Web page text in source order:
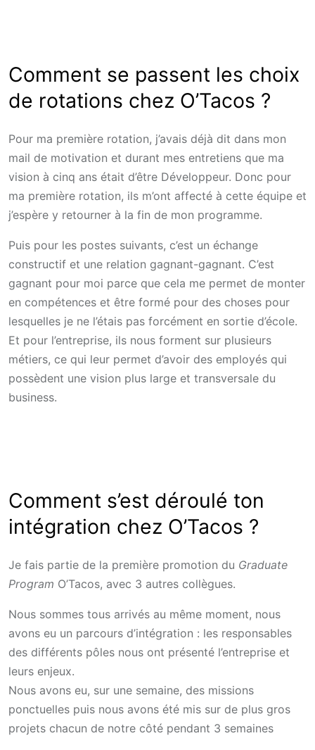
Comment se passent les choix
de rotations chez O’Tacos ?
Pour ma première rotation, j’avais déjà dit dans mon
mail de motivation et durant mes entretiens que ma
vision à cinq ans était d’être Développeur. Donc pour
ma première rotation, ils m’ont affecté à cette équipe et
j’espère y retourner à la fin de mon programme.
Puis pour les postes suivants, c’est un échange
constructif et une relation gagnant-gagnant. C’est
gagnant pour moi parce que cela me permet de monter
en compétences et être formé pour des choses pour
lesquelles je ne l’étais pas forcément en sortie d’école.
Et pour l’entreprise, ils nous forment sur plusieurs
métiers, ce qui leur permet d’avoir des employés qui
possèdent une vision plus large et transversale du
business.
Comment s’est déroulé ton
intégration chez O’Tacos ?
Je fais partie de la première promotion du Graduate
Program O’Tacos, avec 3 autres collègues.
Nous sommes tous arrivés au même moment, nous
avons eu un parcours d’intégration : les responsables
des différents pôles nous ont présenté l’entreprise et
leurs enjeux.
Nous avons eu, sur une semaine, des missions
ponctuelles puis nous avons été mis sur de plus gros
projets chacun de notre côté pendant 3 semaines